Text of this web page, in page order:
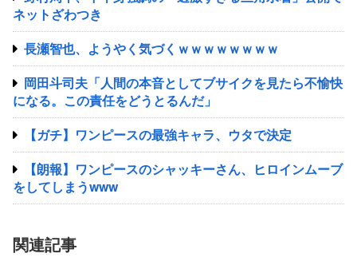
ネットざわつき
長瀬智也、ようやく気づくｗｗｗｗｗｗｗｗ
岡田斗司夫「人間の本音としてブサイクを見たら不愉快
になる。この責任をどうとるんだ」
【ガチ】ワンピースの最強キャラ、ウタで決定
【朗報】ワンピースのシャッキーさん、ヒロインムーブ
をしてしまうwww
関連記事